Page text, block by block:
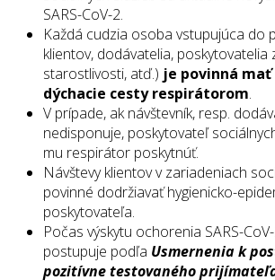
SARS-CoV-2.
Každá cudzia osoba vstupujúca do
klientov, dodávatelia, poskytovatelia
starostlivosti, atď.) je povinná
dýchacie cesty respirátorom.
V prípade, ak návštevník, resp.
nedisponuje, poskytovateľ
mu respirátor poskytnúť.
Návštevy klientov v zariadeniach
povinné dodržiavať hygienicko-
poskytovateľa.
Počas výskytu ochorenia SARS-
postupuje podľa Usmernenia k
pozitívne testovaného